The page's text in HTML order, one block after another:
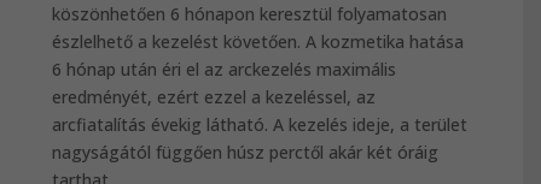
köszönhetően 6 hónapon keresztül folyamatosan
észlelhető a kezelést követően. A kozmetika hatása
6 hónap után éri el az arckezelés maximális
eredményét, ezért ezzel a kezeléssel, az
arcfiatalítás évekig látható. A kezelés ideje, a terület
nagyságától függően húsz perctől akár két óráig